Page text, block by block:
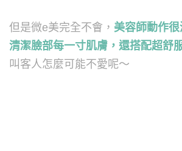
但是微e美完全不會， 美容師動作很
清潔臉部每一寸肌膚，還搭配超舒
叫客人怎麼可能不愛呢～